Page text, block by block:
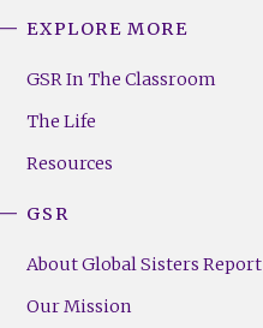
Footer
(Right)
EXPLORE MORE
GSR In The Classroom
The Life
Resources
GSR
About Global Sisters Report
Our Mission